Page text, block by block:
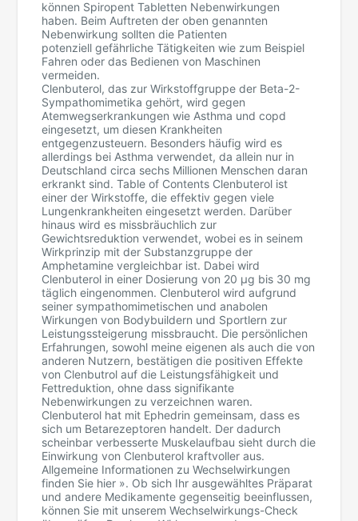
können Spiropent Tabletten Nebenwirkungen
haben. Beim Auftreten der oben genannten
Nebenwirkung sollten die Patienten
potenziell gefährliche Tätigkeiten wie zum Beispiel
Fahren oder das Bedienen von Maschinen
vermeiden.
Clenbuterol, das zur Wirkstoffgruppe der Beta-2-
Sympathomimetika gehört, wird gegen
Atemwegserkrankungen wie Asthma und copd
eingesetzt, um diesen Krankheiten
entgegenzusteuern. Besonders häufig wird es
allerdings bei Asthma verwendet, da allein nur in
Deutschland circa sechs Millionen Menschen daran
erkrankt sind. Table of Contents Clenbuterol ist
einer der Wirkstoffe, die effektiv gegen viele
Lungenkrankheiten eingesetzt werden. Darüber
hinaus wird es missbräuchlich zur
Gewichtsreduktion verwendet, wobei es in seinem
Wirkprinzip mit der Substanzgruppe der
Amphetamine vergleichbar ist. Dabei wird
Clenbuterol in einer Dosierung von 20 µg bis 30 mg
täglich eingenommen. Clenbuterol wird aufgrund
seiner sympathomimetischen und anabolen
Wirkungen von Bodybuildern und Sportlern zur
Leistungssteigerung missbraucht. Die persönlichen
Erfahrungen, sowohl meine eigenen als auch die von
anderen Nutzern, bestätigen die positiven Effekte
von Clenbutrol auf die Leistungsfähigkeit und
Fettreduktion, ohne dass signifikante
Nebenwirkungen zu verzeichnen waren.
Clenbuterol hat mit Ephedrin gemeinsam, dass es
sich um Betarezeptoren handelt. Der dadurch
scheinbar verbesserte Muskelaufbau sieht durch die
Einwirkung von Clenbuterol kraftvoller aus.
Allgemeine Informationen zu Wechselwirkungen
finden Sie hier ». Ob sich Ihr ausgewähltes Präparat
und andere Medikamente gegenseitig beeinflussen,
können Sie mit unserem Wechselwirkungs-Check